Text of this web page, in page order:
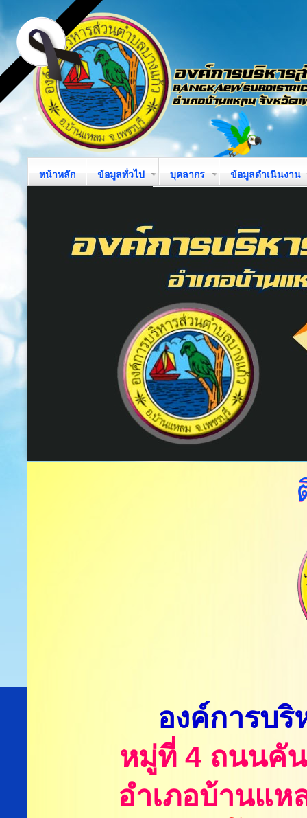
หน้าหลัก ข้อมูลทั่วไป บุคลากร ข้อมูลดำเนินงาน
องค์การบ
หมู่ที่ 4 ถนนคั
อำเภอบ้านแห